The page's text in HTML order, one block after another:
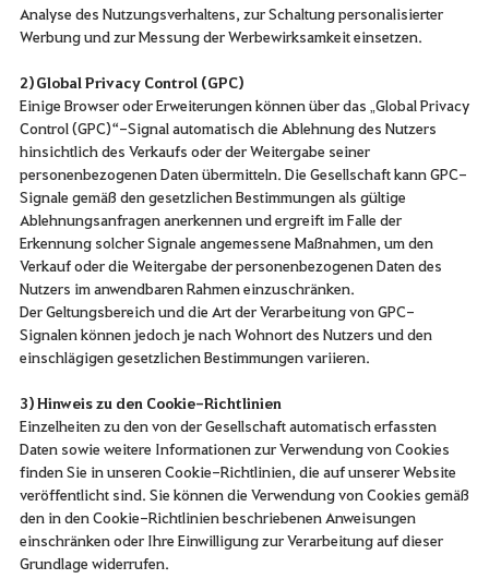
Analyse des Nutzungsverhaltens, zur Schaltung personalisierter
Werbung und zur Messung der Werbewirksamkeit einsetzen.
2) Global Privacy Control (GPC)
Einige Browser oder Erweiterungen können über das „Global Privacy
Control (GPC)“-Signal automatisch die Ablehnung des Nutzers
hinsichtlich des Verkaufs oder der Weitergabe seiner
personenbezogenen Daten übermitteln. Die Gesellschaft kann GPC-
Signale gemäß den gesetzlichen Bestimmungen als gültige
Ablehnungsanfragen anerkennen und ergreift im Falle der
Erkennung solcher Signale angemessene Maßnahmen, um den
Verkauf oder die Weitergabe der personenbezogenen Daten des
Nutzers im anwendbaren Rahmen einzuschränken.
Der Geltungsbereich und die Art der Verarbeitung von GPC-
Signalen können jedoch je nach Wohnort des Nutzers und den
einschlägigen gesetzlichen Bestimmungen variieren.
3) Hinweis zu den Cookie-Richtlinien
Einzelheiten zu den von der Gesellschaft automatisch erfassten
Daten sowie weitere Informationen zur Verwendung von Cookies
finden Sie in unseren Cookie-Richtlinien, die auf unserer Website
veröffentlicht sind. Sie können die Verwendung von Cookies gemäß
den in den Cookie-Richtlinien beschriebenen Anweisungen
einschränken oder Ihre Einwilligung zur Verarbeitung auf dieser
Grundlage widerrufen.